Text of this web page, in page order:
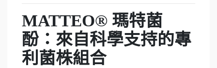
MATTEO® 瑪特菌
酚：來自科學支持的專
利菌株組合